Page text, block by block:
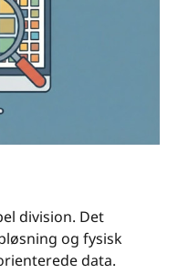
division. Det
og fysisk
data.